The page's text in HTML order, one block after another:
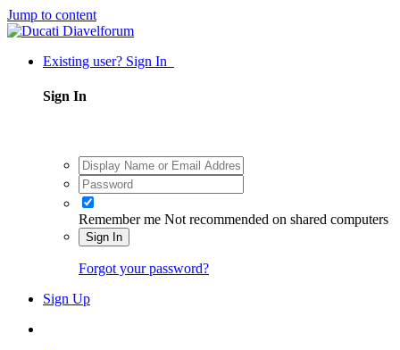
Jump to content
Existing user? Sign In
Sign In
Remember me Not recommended on shared computers
Sign In
Forgot your password?
Sign Up